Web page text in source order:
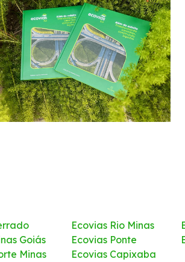
Goiás
Minas
Ecovias Rio Minas
Ecovias Ponte
Ecovias Capixaba